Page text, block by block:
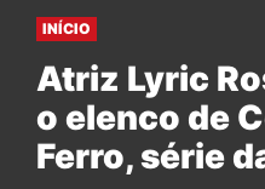
INÍCIO
Atriz Lyric
o elenco de
Ferro, série